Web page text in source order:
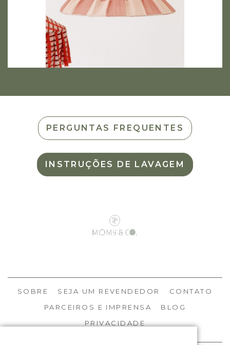
PERGUNTAS FREQUENTES
INSTRUÇÕES DE LAVAGEM
SOBRE SEJA UM REVENDEDOR
CONTATO
PARCEIROS E IMPRENSA
BLOG
PRIVACIDADE